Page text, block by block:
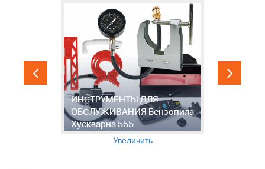
ИНСТРУМЕНТЫ ДЛЯ
ОБСЛУЖИВАНИЯ Бензопила
Хускварна 555
Увеличить